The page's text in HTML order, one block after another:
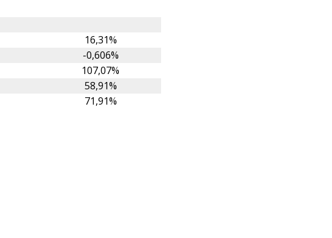
16,31%
-0,606%
107,07%
58,91%
71,91%